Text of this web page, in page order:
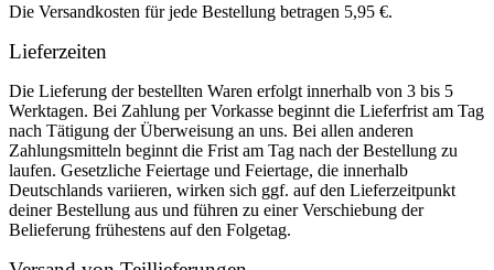
Die Versandkosten für jede Bestellung betragen 5,95 €.
Lieferzeiten
Die Lieferung der bestellten Waren erfolgt innerhalb von 3 bis 5
Werktagen. Bei Zahlung per Vorkasse beginnt die Lieferfrist am Tag
nach Tätigung der Überweisung an uns. Bei allen anderen
Zahlungsmitteln beginnt die Frist am Tag nach der Bestellung zu
laufen. Gesetzliche Feiertage und Feiertage, die innerhalb
Deutschlands variieren, wirken sich ggf. auf den Lieferzeitpunkt
deiner Bestellung aus und führen zu einer Verschiebung der
Belieferung frühestens auf den Folgetag.